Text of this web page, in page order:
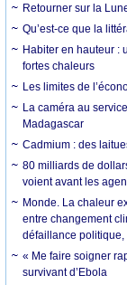
Retourner sur la
Qu’est-ce que la
Habiter en hauteur :
fortes chaleurs
Les limites de
La caméra au
Madagascar
Cadmium : des
80 milliards de
voient avant les
Monde. La chaleur
entre changement
défaillance politique,
« Me faire soigner
survivant d’Ebola